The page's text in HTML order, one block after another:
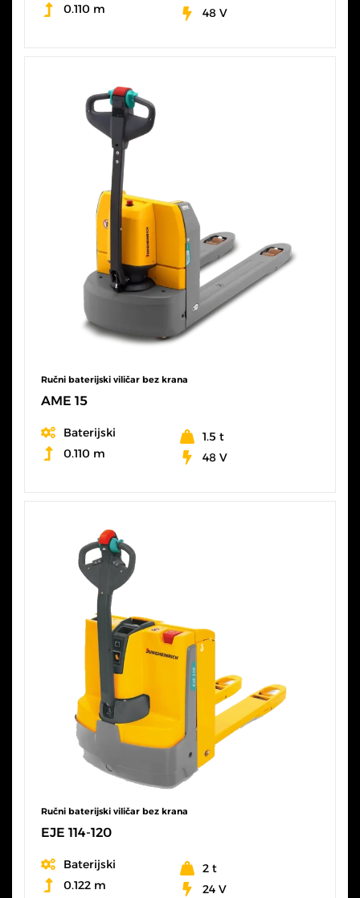
0.110 m
48 V
SVE KARAKTERISTIKE
Ručni baterijski viličar bez krana
AME 15
Baterijski
1.5 t
0.110 m
48 V
SVE KARAKTERISTIKE
Ručni baterijski viličar bez krana
EJE 114-120
Baterijski
2 t
0.122 m
24 V
SVE KARAKTERISTIKE